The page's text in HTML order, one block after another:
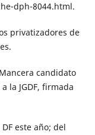
dph-8044.html.
privatizadores de
candidato
la JGDF, firmada
este año; del